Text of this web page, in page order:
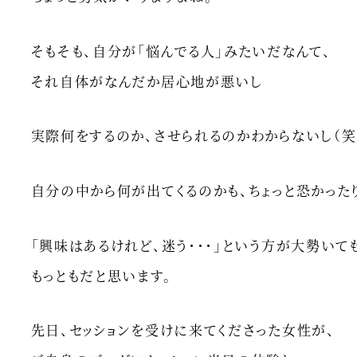
そもそも、自分が「悩んでる人」みたいだなんて、
それ自体がなんだか居心地が悪いし
実際何をするのか、させられるのかわからないし（笑
自分の中から何が出てくるのかも、ちょっと恐かった
「興味はあるけれど、迷う・・・」という方が大勢いて
もっともだと思います。
先日、セッションを受けに来てくださった女性が、